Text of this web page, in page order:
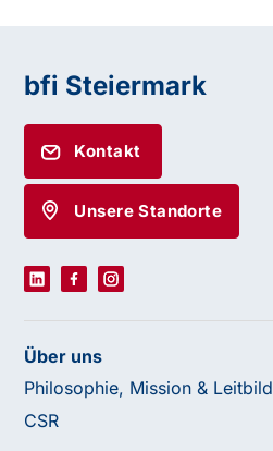
bfi Steiermark
Kontakt
Unsere Standorte
Über uns
Philosophie, Mission & Leitbild
CSR